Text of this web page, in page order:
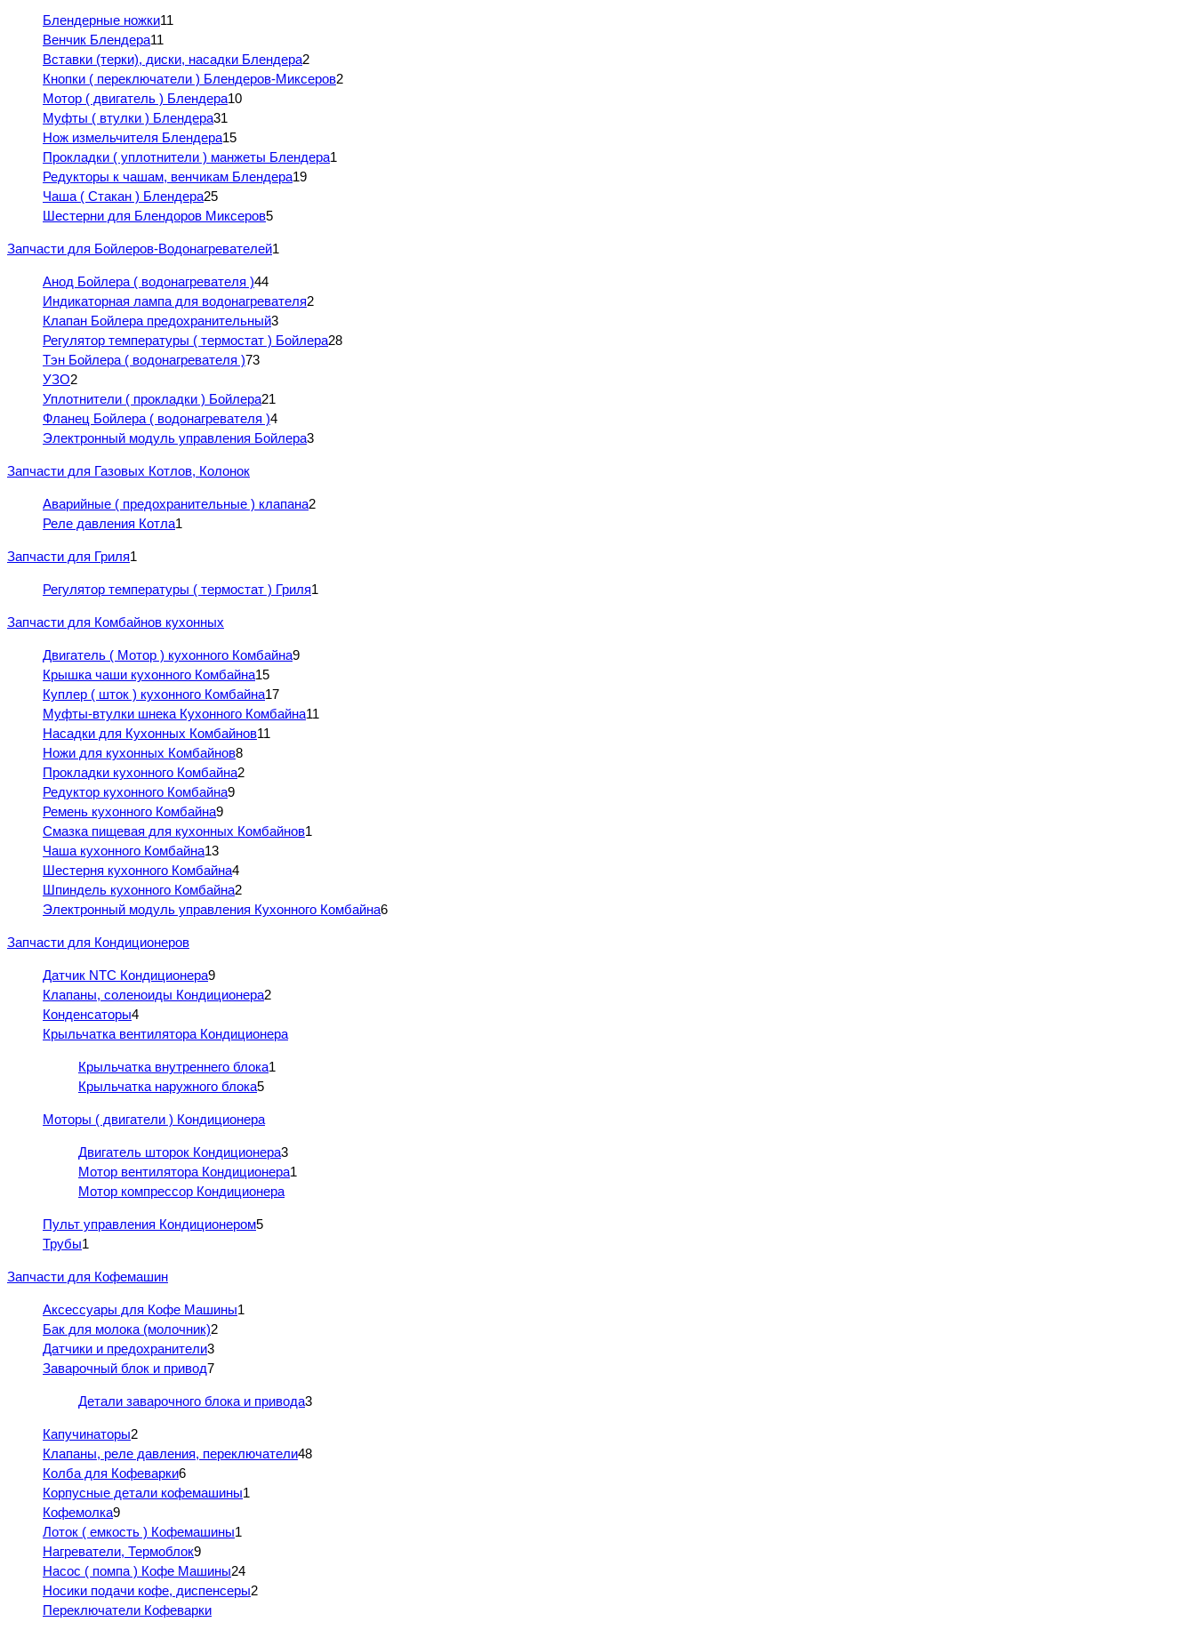
Блендерные ножки11
Венчик Блендера11
Вставки (терки), диски, насадки Блендера2
Кнопки ( переключатели ) Блендеров-Миксеров2
Мотор ( двигатель ) Блендера10
Муфты ( втулки ) Блендера31
Нож измельчителя Блендера15
Прокладки ( уплотнители ) манжеты Блендера1
Редукторы к чашам, венчикам Блендера19
Чаша ( Стакан ) Блендера25
Шестерни для Блендоров Миксеров5
Запчасти для Бойлеров-Водонагревателей1
Анод Бойлера ( водонагревателя )44
Индикаторная лампа для водонагревателя2
Клапан Бойлера предохранительный3
Регулятор температуры ( термостат ) Бойлера28
Тэн Бойлера ( водонагревателя )73
УЗО2
Уплотнители ( прокладки ) Бойлера21
Фланец Бойлера ( водонагревателя )4
Электронный модуль управления Бойлера3
Запчасти для Газовых Котлов, Колонок
Аварийные ( предохранительные ) клапана2
Реле давления Котла1
Запчасти для Гриля1
Регулятор температуры ( термостат ) Гриля1
Запчасти для Комбайнов кухонных
Двигатель ( Мотор ) кухонного Комбайна9
Крышка чаши кухонного Комбайна15
Куплер ( шток ) кухонного Комбайна17
Муфты-втулки шнека Кухонного Комбайна11
Насадки для Кухонных Комбайнов11
Ножи для кухонных Комбайнов8
Прокладки кухонного Комбайна2
Редуктор кухонного Комбайна9
Ремень кухонного Комбайна9
Смазка пищевая для кухонных Комбайнов1
Чаша кухонного Комбайна13
Шестерня кухонного Комбайна4
Шпиндель кухонного Комбайна2
Электронный модуль управления Кухонного Комбайна6
Запчасти для Кондиционеров
Датчик NTC Кондиционера9
Клапаны, соленоиды Кондиционера2
Конденсаторы4
Крыльчатка вентилятора Кондиционера
Крыльчатка внутреннего блока1
Крыльчатка наружного блока5
Моторы ( двигатели ) Кондиционера
Двигатель шторок Кондиционера3
Мотор вентилятора Кондиционера1
Мотор компрессор Кондиционера
Пульт управления Кондиционером5
Трубы1
Запчасти для Кофемашин
Аксессуары для Кофе Машины1
Бак для молока (молочник)2
Датчики и предохранители3
Заварочный блок и привод7
Детали заварочного блока и привода3
Капучинаторы2
Клапаны, реле давления, переключатели48
Колба для Кофеварки6
Корпусные детали кофемашины1
Кофемолка9
Лоток ( емкость ) Кофемашины1
Нагреватели, Термоблок9
Насос ( помпа ) Кофе Машины24
Носики подачи кофе, диспенсеры2
Переключатели Кофеварки